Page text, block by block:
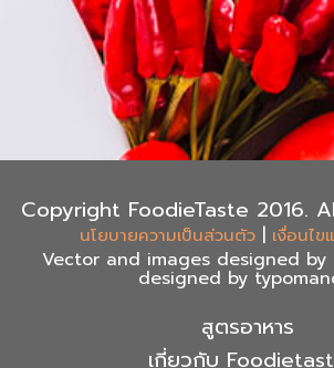
Copyright FoodieTaste 2016.
นโยบายความเป็นส่วนตัว | เงื่อนไ
Vector and images designed by
designed by
สูตรอาหาร
เกี่ยวกับ